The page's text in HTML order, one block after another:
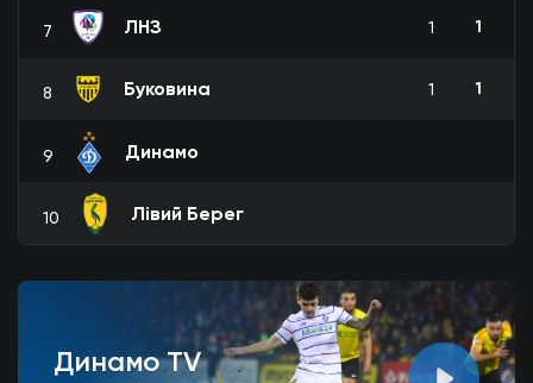
7 ЛНЗ 1 1
8 Буковина 1 1
9 Динамо
10 Лівий Берег
Динамо TV